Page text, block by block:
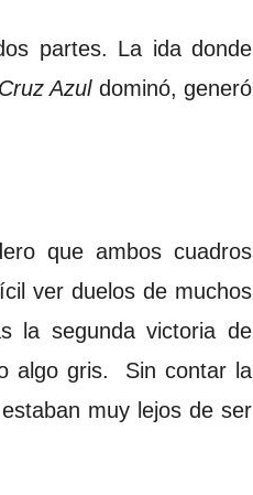
partes. La ida donde
Cruz Azuldominó, generó
que ambos cuadros
ver duelos de muchos
la segunda victoria de
algo gris. Sin contar la
muy lejos de ser